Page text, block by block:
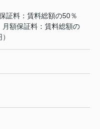
証料：賃料総額の50％
月額保証料：賃料総額の